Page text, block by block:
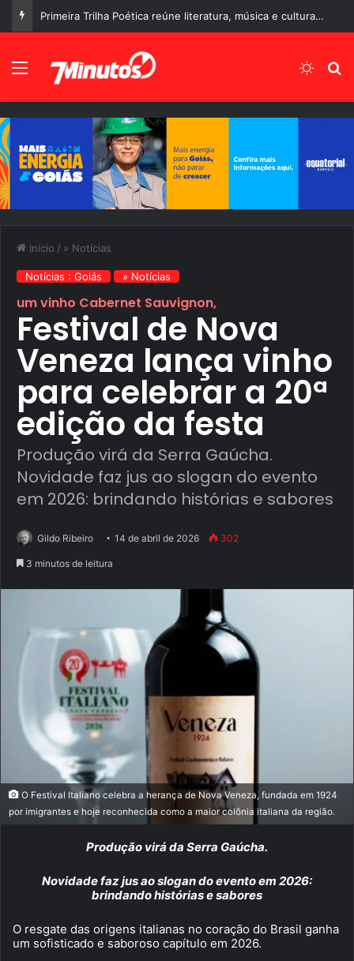
Primeira Trilha Poética reúne literatura, música e cultura no Centro Histórico de Corumbá de Goiás
Menu
Início / » Notícias
Notícias : Goiás » Notícias
um vinho Cabernet Sauvignon,
Festival de Nova
Veneza lança vinho
para celebrar a 20ª
edição da festa
Produção virá da Serra Gaúcha.
Novidade faz jus ao slogan do evento
em 2026: brindando histórias e sabores
Gildo Ribeiro 14 de abril de 2026 302
3 minutos de leitura
O Festival Italiano celebra a herança de Nova Veneza, fundada em 1924
por imigrantes e hoje reconhecida como a maior colônia italiana da região.
Produção virá da Serra Gaúcha.
Novidade faz jus ao slogan do evento em 2026:
brindando histórias e sabores
O resgate das origens italianas no coração do Brasil ganha
um sofisticado e saboroso capítulo em 2026.